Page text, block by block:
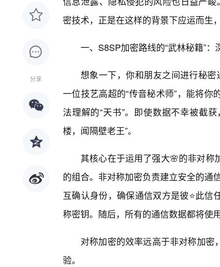
分享
密技术，正是在这样的背景下应运而生
一、S8SP加密路线的“武林秘籍”
想象一下，你和朋友之间进行秘
一位技艺高超的“传音秘术师”，能将
法理解的“天书”。即使数据不幸被截
楼，闻隔壁老王”。
其核心在于运用了强大🌸的非对
的组合。非对称加密负责建立安全的通
互确认身份，确保通信双方是彼⭐此
称密钥。随后，所有的通信数据都将使
对称加密的效率远高于非对称加
验。